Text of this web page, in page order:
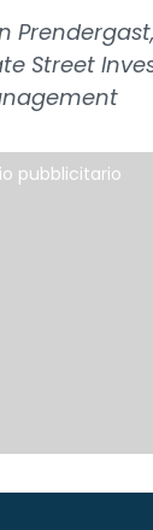
Street
pubblicitario